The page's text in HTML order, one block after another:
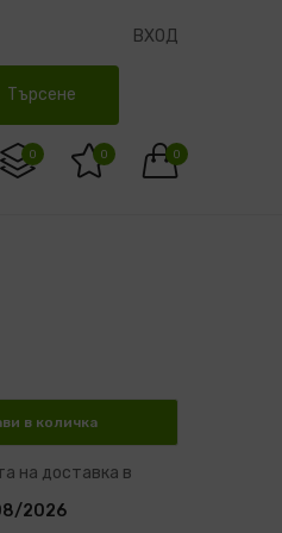
ВХОД
Търсене
0
0 0
в количка
на доставка в
2026